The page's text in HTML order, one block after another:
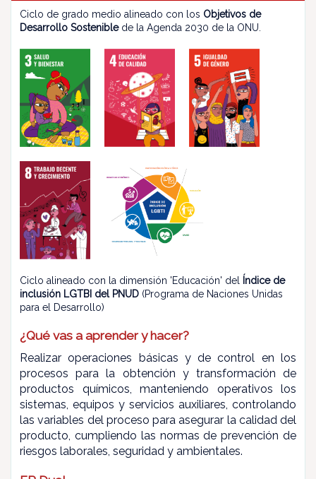
Ciclo de grado medio alineado con los Objetivos de
Desarrollo Sosteniblede la Agenda 2030 de la ONU.
Ciclo alineado con la dimensión 'Educación' del
Índice de
inclusión LGTBI del PNUD (Programa de Naciones Unidas
para el Desarrollo)
¿Qué vas a aprender y hacer?
Realizar operaciones básicas y de control en los
procesos para la obtención y transformación de
productos químicos, manteniendo operativos los
sistemas, equipos y servicios auxiliares, controlando
las variables del proceso para asegurar la calidad del
producto, cumpliendo las normas de prevención de
riesgos laborales, seguridad y ambientales.